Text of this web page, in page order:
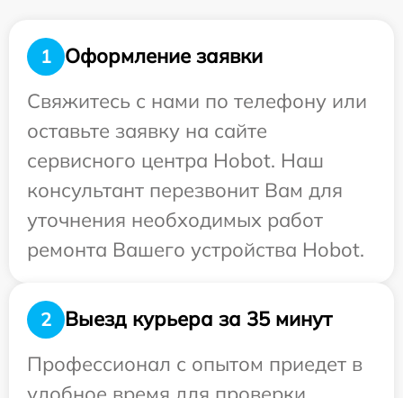
1
Оформление заявки
Свяжитесь с нами по телефону или
оставьте заявку на сайте
сервисного центра Hobot. Наш
консультант перезвонит Вам для
уточнения необходимых работ
ремонта Вашего устройства Hobot.
2
Выезд курьера за 35 минут
Профессионал с опытом приедет в